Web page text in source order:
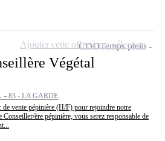
Végétal
- 83 - LA GARDE
vente pépinière (H/F) pour rejoindre notre
Conseiller/ère pépinière, vous serez responsable de
CDDTemps plein
Ajouter cette offre à ma sélection